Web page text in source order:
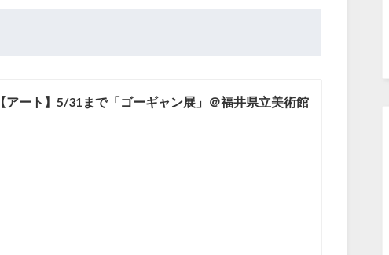
【アート】5/31まで「ゴーギャン展」＠福井県立美術館